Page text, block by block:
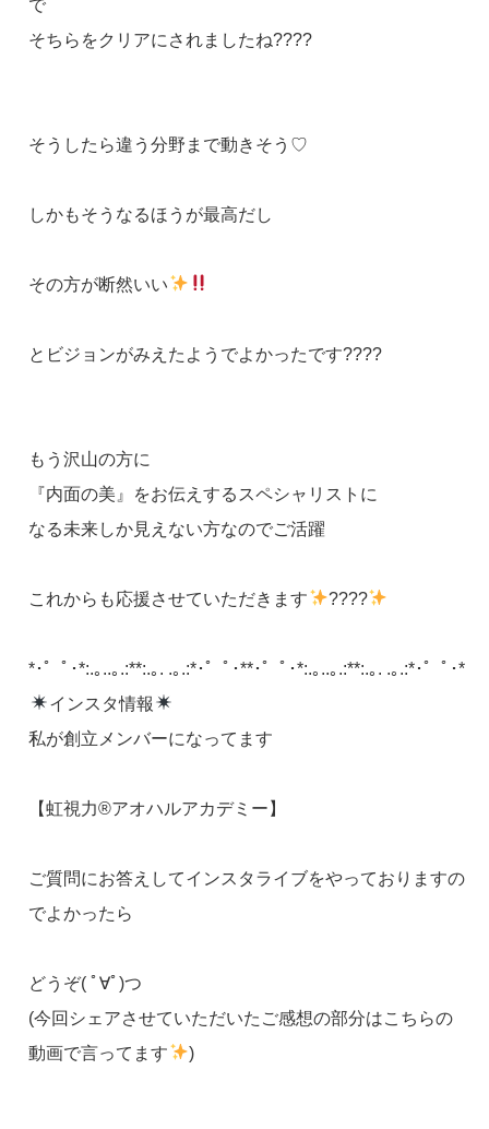
で
そちらをクリアにされましたね????
そうしたら違う分野まで動きそう♡
しかもそうなるほうが最高だし
その方が断然いい
とビジョンがみえたようでよかったです????
もう沢山の方に
『内面の美』をお伝えするスペシャリストに
なる未来しか見えない方なのでご活躍
これからも応援させていただきます ????
*･゜ﾟ･*:.｡..｡.:**:.｡. .｡.:*･゜ﾟ･**･゜ﾟ･*:.｡..｡.:**:.｡. .｡.:*･゜ﾟ･*
インスタ情報
私が創立メンバーになってます
【虹視力®️アオハルアカデミー】
ご質問にお答えしてインスタライブをやっておりますの
でよかったら
どうぞ( ﾟ∀ﾟ)つ
(今回シェアさせていただいたご感想の部分はこちらの
動画で言ってます
)